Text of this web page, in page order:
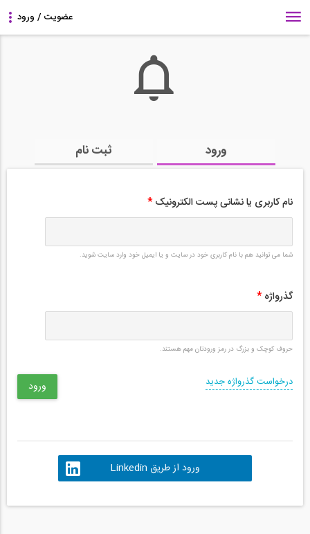
ورود ثبت نام
نام کاربری یا نشانی پست الکترونیک *
شما می توانید هم با نام کاربری خود در سایت و یا ایمیل خود وارد سایت شوید.
گذرواژه *
حروف کوچک و بزرگ در رمز ورودتان مهم هستند.
درخواست گذرواژه جدید
ورود از طریق Linkedin